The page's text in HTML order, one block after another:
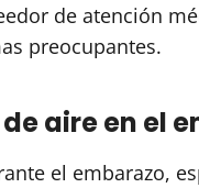
de atención
preocupantes.
aire en el
el embarazo,